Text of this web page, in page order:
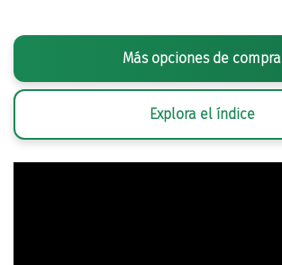
Más opciones de compra
Explora el índice